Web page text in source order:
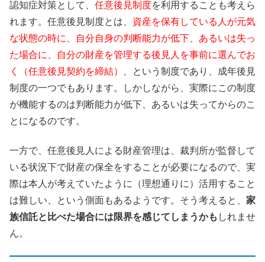
認知症対策として、 任意後見制度を利用することも考えら
れます。任意後見制度とは、 資産を保有している人が元気
な状態の時に、自分自身の判断能力が低下、あるいは失っ
た場合に、自分の財産を管理する後見人を事前に選んでお
く（任意後見契約を締結）
、という制度であり、成年後見
制度の一つでもあります。しかしながら、実際にこの制度
が機能するのは判断能力が低下、あるいは失ってからのこ
とになるのです。
一方で、任意後見人による財産管理は、裁判所が監督して
いる状況下で財産の保全をすることが必要になるので、実
際は本人が考えていたように（理想通りに）活用すること
は難しい、という側面もあるようです。そう考えると、 家
族信託と比べた場合には限界を感じてしまうかも しれませ
ん。